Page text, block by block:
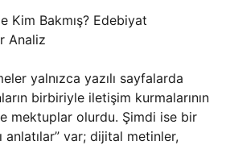
Kim Bakmış? Edebiyat
Analiz
yalnızca yazılı sayfalarda
birbiriyle iletişim kurmalarının
mektuplar olurdu. Şimdi ise bir
anlatılar” var; dijital metinler,